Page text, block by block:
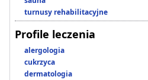
turnusy rehabilitacyjne
Profile leczenia
alergologia
cukrzyca
dermatologia